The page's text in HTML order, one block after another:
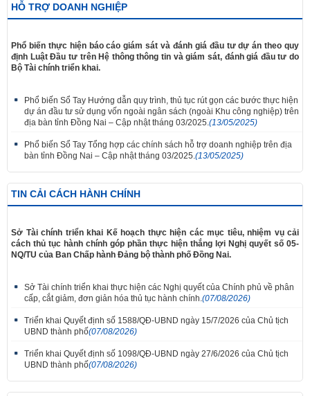
HỖ TRỢ DOANH NGHIỆP
Phổ biến thực hiện báo cáo giám sát và đánh giá đầu tư dự án theo quy
định Luật Đầu tư trên Hệ thông thông tin và giám sát, đánh giá đầu tư do
Bộ Tài chính triển khai.
Phổ biến Sổ Tay Hướng dẫn quy trình, thủ tục rút gọn các bước thực hiện
dự án đầu tư sử dụng vốn ngoài ngân sách (ngoài Khu công nghiệp) trên
địa bàn tỉnh Đồng Nai – Cập nhật tháng 03/2025. (13/05/2025)
Phổ biến Sổ Tay Tổng hợp các chính sách hỗ trợ doanh nghiệp trên địa
bàn tỉnh Đồng Nai – Cập nhật tháng 03/2025. (13/05/2025)
TIN CẢI CÁCH HÀNH CHÍNH
Sở Tài chính triển khai Kế hoạch thực hiện các mục tiêu, nhiệm vụ cải
cách thủ tục hành chính góp phần thực hiện thắng lợi Nghị quyết số 05-
NQ/TU của Ban Chấp hành Đảng bộ thành phố Đồng Nai.
Sở Tài chính triển khai thực hiện các Nghị quyết của Chính phủ về phân
cấp, cắt giảm, đơn giản hóa thủ tục hành chính. (07/08/2026)
Triển khai Quyết định số 1588/QĐ-UBND ngày 15/7/2026 của Chủ tịch
UBND thành phố(07/08/2026)
Triển khai Quyết định số 1098/QĐ-UBND ngày 27/6/2026 của Chủ tịch
UBND thành phố(07/08/2026)